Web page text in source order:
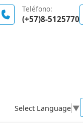
Teléfono:
(+57)8-5125770
Select Language ▼